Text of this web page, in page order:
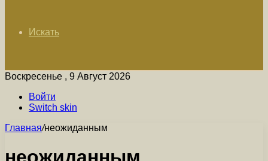
Искать
Воскресенье , 9 Август 2026
Войти
Switch skin
Главная/неожиданным